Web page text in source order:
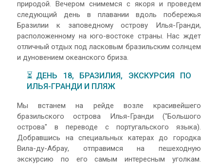
природой. Вечером снимемся с якоря и проведем
следующий день в плавании вдоль побережья
Бразилии к заповедному острову Илья-Гранди,
расположенному на юго-востоке страны. Нас ждет
отличный отдых под ласковым бразильским солнцем
и дуновением океанского бриза.
⏳ДЕНЬ 18, БРАЗИЛИЯ, ЭКСКУРСИЯ ПО
ИЛЬЯ-ГРАНДИ И ПЛЯЖ
Мы встанем на рейде возле красивейшего
бразильского острова Илья-Гранди ("Большого
острова" в переводе с португальского языка).
Добравшись на специальных катерах до городка
Вила-ду-Абрау, отправимся на пешеходную
экскурсию по его самым интересным уголкам.